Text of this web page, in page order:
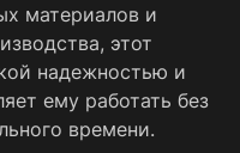
материалов и
этот
надежностью и
ему работать без
времени.